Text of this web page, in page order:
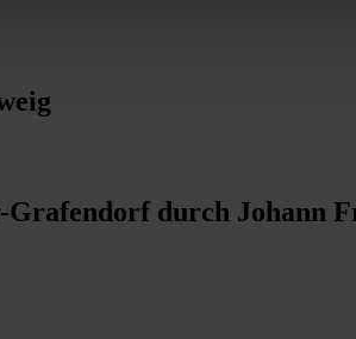
durch Johann